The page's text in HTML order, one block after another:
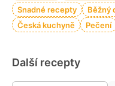
Snadné recepty
Běžný
Česká kuchyně
Pečení
Další recepty